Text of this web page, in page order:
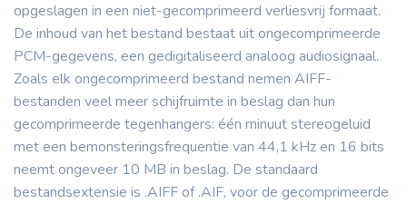
opgeslagen in een niet-gecomprimeerd verliesvrij formaat.
De inhoud van het bestand bestaat uit ongecomprimeerde
PCM-gegevens, een gedigitaliseerd analoog audiosignaal.
Zoals elk ongecomprimeerd bestand nemen AIFF-
bestanden veel meer schijfruimte in beslag dan hun
gecomprimeerde tegenhangers: één minuut stereogeluid
met een bemonsteringsfrequentie van 44,1 kHz en 16 bits
neemt ongeveer 10 MB in beslag. De standaard
bestandsextensie is .AIFF of .AIF, voor de gecomprimeerde